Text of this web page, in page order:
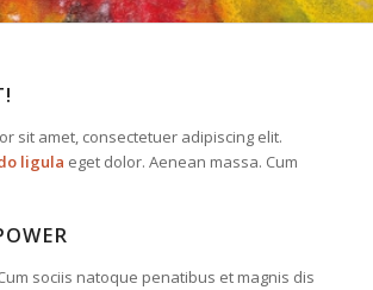
sit amet, consectetuer adipiscing elit.
ligula eget dolor. Aenean massa. Cum
sociis natoque penatibus et magnis dis